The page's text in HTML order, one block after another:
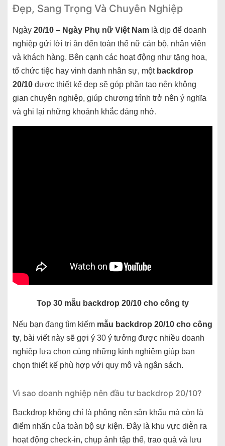
Đẹp, Sang Trọng Và Chuyên Nghiệp
Ngày 20/10 – Ngày Phụ nữ Việt Nam là dịp để doanh
nghiệp gửi lời tri ân đến toàn thể nữ cán bộ, nhân viên
và khách hàng. Bên cạnh các hoạt động như tặng hoa,
tổ chức tiệc hay vinh danh nhân sự, một backdrop
20/10 được thiết kế đẹp sẽ góp phần tạo nên không
gian chuyên nghiệp, giúp chương trình trở nên ý nghĩa
và ghi lại những khoảnh khắc đáng nhớ.
Top 30 mẫu backdrop 20/10 cho công ty
Nếu bạn đang tìm kiếm mẫu backdrop 20/10 cho công
ty, bài viết này sẽ gợi ý 30 ý tưởng được nhiều doanh
nghiệp lựa chọn cùng những kinh nghiệm giúp bạn
chọn thiết kế phù hợp với quy mô và ngân sách.
Vì sao doanh nghiệp nên đầu tư backdrop 20/10?
Backdrop không chỉ là phông nền sân khấu mà còn là
điểm nhấn của toàn bộ sự kiện. Đây là khu vực diễn ra
hoạt động check-in, chụp ảnh tập thể, trao quà và lưu